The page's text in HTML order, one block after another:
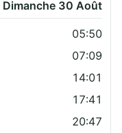
Dimanche 30 Août
05:50
07:09
14:01
17:41
20:47